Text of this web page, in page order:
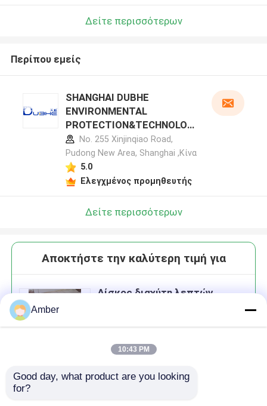
Δείτε περισσότερων
Περίπου εμείς
SHANGHAI DUBHE
ENVIRONMENTAL
PROTECTION&TECHNOLOG
Y CO.,LTD προφίλ
κατασκευαστή
No. 255 Xinjinqiao Road,
Pudong New Area, Shanghai ,Κίνα
5.0
Ελεγχμένος προμηθευτής
Δείτε περισσότερων
Αποκτήστε την καλύτερη τιμή για
Δίσκος διαχύτη λεπτών
επεξεργασία λυμάτων
Να συνεχίσει
Amber
10:43 PM
Good day, what product are you looking
for?